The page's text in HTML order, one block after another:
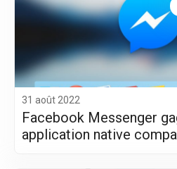
31 août 2022
Facebook Messenger
application native